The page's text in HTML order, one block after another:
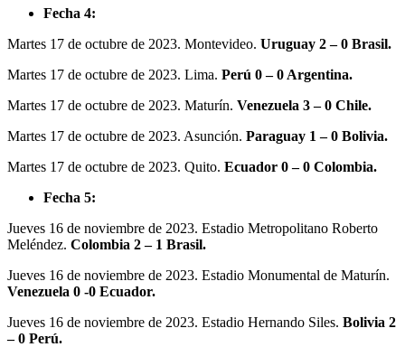
Fecha 4:
Martes 17 de octubre de 2023. Montevideo. Uruguay 2 – 0 Brasil.
Martes 17 de octubre de 2023. Lima. Perú 0 – 0 Argentina.
Martes 17 de octubre de 2023. Maturín. Venezuela 3 – 0 Chile.
Martes 17 de octubre de 2023. Asunción. Paraguay 1 – 0 Bolivia.
Martes 17 de octubre de 2023. Quito. Ecuador 0 – 0 Colombia.
Fecha 5:
Jueves 16 de noviembre de 2023. Estadio Metropolitano Roberto
Meléndez. Colombia 2 – 1 Brasil.
Jueves 16 de noviembre de 2023. Estadio Monumental de Maturín.
Venezuela 0 -0 Ecuador.
Jueves 16 de noviembre de 2023. Estadio Hernando Siles. Bolivia 2
– 0 Perú.